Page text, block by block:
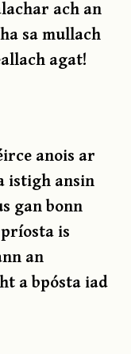
ach an
sa mullach
agat!
anois ar
istigh ansin
gan bonn
is
an
a bpósta iad